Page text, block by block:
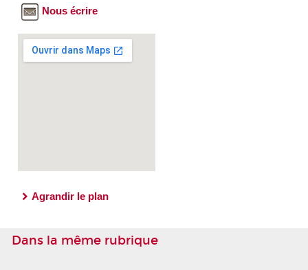
Nous écrire
Agrandir le plan
Dans la même rubrique